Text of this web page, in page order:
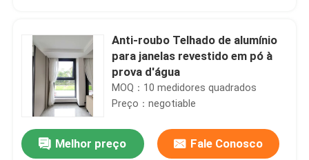
Anti-roubo Telhado de alumínio
para janelas revestido em pó à
prova d'água
MOQ：10 medidores quadrados
Preço：negotiable
Melhor preço Fale Conosco